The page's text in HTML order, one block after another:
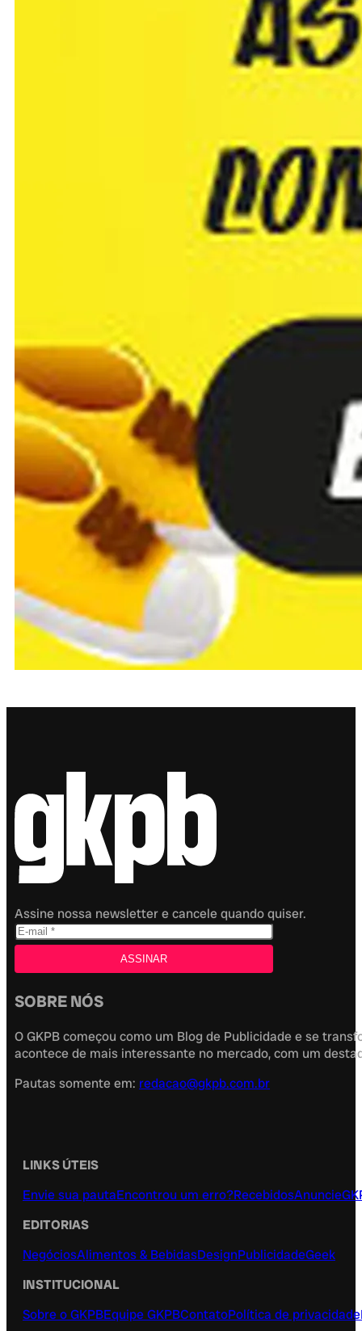
Assine nossa newsletter e cancele quando quiser.
SOBRE NÓS
O GKPB começou como um Blog de Publicidade e se
acontece de mais interessante no mercado, com um
Pautas somente em: redacao@gkpb.com.br
LINKS ÚTEIS
Envie sua pautaEncontrou um erro?RecebidosAnuncie
EDITORIAS
NegóciosAlimentos & BebidasDesignPublicidadeGeek
INSTITUCIONAL
Sobre o GKPBEquipe GKPBContatoPolítica de privacidade